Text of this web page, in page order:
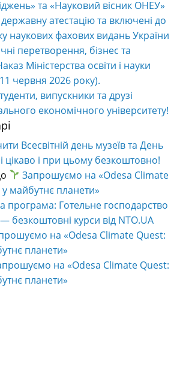
та «Науковий вісник ОНЕУ»
атестацію та включені до
наукових фахових видань України
перетворення, бізнес та
Міністерства освіти і науки
червня 2026 року).
випускники та друзі
економічного університету!
Всесвітній день музеїв та День
цікаво і при цьому безкоштовно!
Запрошуємо на «Odesa Climate
майбутнє планети»
програма: Готельне господарство
безкоштовні курси від NTO.UA
на «Odesa Climate Quest:
планети»
на «Odesa Climate Quest:
планети»